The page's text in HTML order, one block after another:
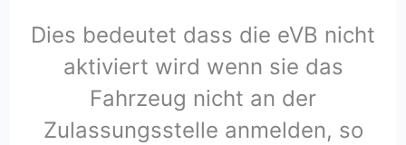
Dies bedeutet dass die eVB nicht
aktiviert wird wenn sie das
Fahrzeug nicht an der
Zulassungsstelle anmelden, so